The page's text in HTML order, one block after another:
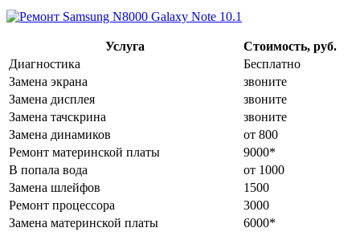
Услуга
Стоимость, руб.
Диагностика
Бесплатно
Замена экрана
звоните
Замена дисплея
звоните
Замена тачскрина
звоните
Замена динамиков
от 800
Ремонт материнской платы
9000*
В попала вода
от 1000
Замена шлейфов
1500
Ремонт процессора
3000
Замена материнской платы
6000*